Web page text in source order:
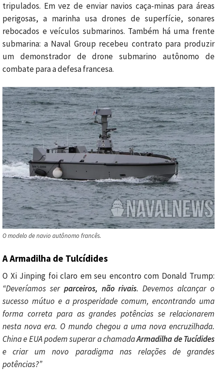
tripulados. Em vez de enviar navios caça-minas para áreas
perigosas, a marinha usa drones de superfície, sonares
rebocados e veículos submarinos. Também há uma frente
submarina: a Naval Group recebeu contrato para produzir
um demonstrador de drone submarino autônomo de
combate para a defesa francesa.
O modelo de navio autônomo francês.
A Armadilha de Tulcídides
O Xi Jinping foi claro em seu encontro com Donald Trump:
“Deveríamos ser parceiros, não rivais. Devemos alcançar o
sucesso mútuo e a prosperidade comum, encontrando uma
forma correta para as grandes potências se relacionarem
nesta nova era. O mundo chegou a uma nova encruzilhada.
China e EUA podem superar a chamadaArmadilha de Tucídides
e criar um novo paradigma nas relações de grandes
potências?”